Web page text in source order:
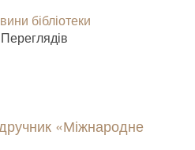
бібліотеки
«Міжнародне